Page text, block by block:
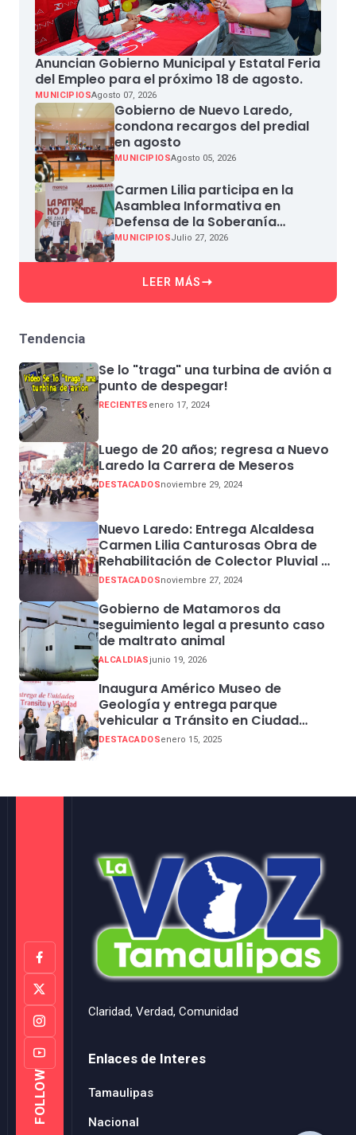
Anuncian Gobierno Municipal y Estatal Feria
del Empleo para el próximo 18 de agosto.
MUNICIPIOSAgosto 07, 2026
Gobierno de Nuevo Laredo,
condona recargos del predial
en agosto
MUNICIPIOSAgosto 05, 2026
Carmen Lilia participa en la
Asamblea Informativa en
Defensa de la Soberanía
Nacional en Miguel Aleman
MUNICIPIOSJulio 27, 2026
LEER MÁS
Tendencia
Se lo "traga" una turbina de avión a
punto de despegar!
RECIENTES enero 17, 2024
Luego de 20 años; regresa a Nuevo
Laredo la Carrera de Meseros
DESTACADOSnoviembre 29, 2024
Nuevo Laredo: Entrega Alcaldesa
Carmen Lilia Canturosas Obra de
Rehabilitación de Colector Pluvial en
Sector Centro
DESTACADOSnoviembre 27, 2024
Gobierno de Matamoros da
seguimiento legal a presunto caso
de maltrato animal
ALCALDIASjunio 19, 2026
Inaugura Américo Museo de
Geología y entrega parque
vehicular a Tránsito en Ciudad
Madero
DESTACADOSenero 15, 2025
FOLLOW
Claridad, Verdad, Comunidad
Enlaces de Interes
Tamaulipas
Nacional